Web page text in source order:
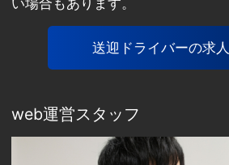
送迎ドライバーの求
web運営スタッフ